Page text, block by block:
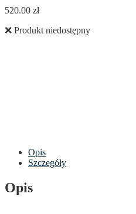
520.00 zł
❌ Produkt niedostępny
Opis
Szczegóły
Opis